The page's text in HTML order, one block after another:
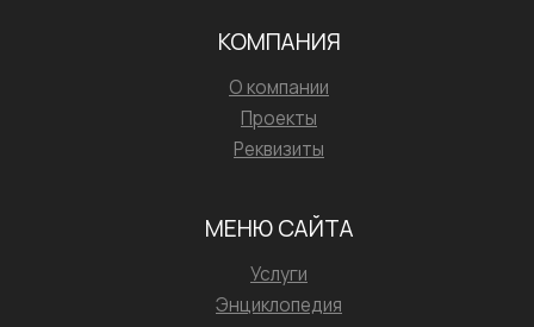
КОМПАНИЯ
О компании
Проекты
Реквизиты
МЕНЮ САЙТА
Услуги
Энциклопедия